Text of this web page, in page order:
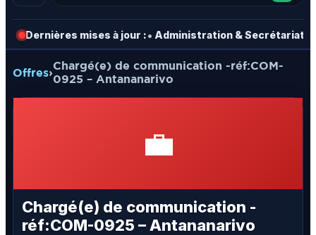
Dernières mises à jour :• Administration & Secrétariat
Offres›
Chargé(e) de communication -réf:COM-
0925 – Antananarivo
💼
Chargé(e) de communication -
réf:COM-0925 – Antananarivo